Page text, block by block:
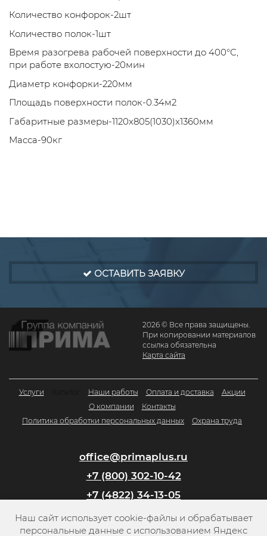
Количество конфорок-2шт
Количество полок-1шт
Время разогрева рабочей поверхности до 400°С,
при работе вхолостую-20мин
Диаметр конфорки-220мм
Площадь поверхности полок-0.34м2
Габаритные размеры-1120x805(1030)x1360мм
Масса-90кг
ОСТАВИТЬ ЗАЯВКУ
2026 © Все права защищены.
При копировании материалов
ссылка обязательна
Карта сайта
Услуги Наши работы Оплата и доставка
Акции
О компании
Контакты
Политика обработки персональных данных
Охрана труда
office@primaplus.ru
+7 (800) 302-10-42
+7 (4822) 34-13-05
Заказать обратный звонок
Наш сайт использует cookie-файлы и обрабатывает
персональные данные с использованием Яндекс